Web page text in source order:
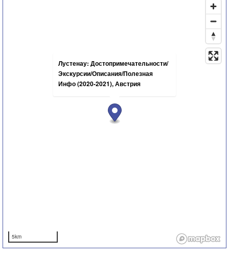
5km
Лустенау: Достопримечательности/
Экскурсии/Описания/Полезная
Инфо (2020-2021), Австрия